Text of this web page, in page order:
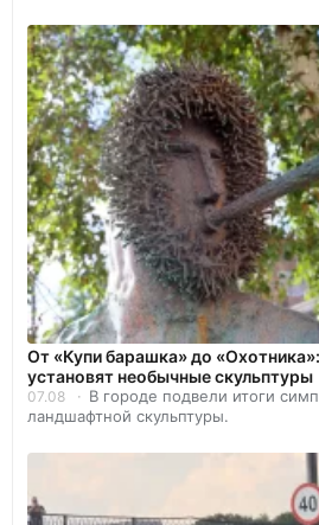
От «Купи барашка» до
установят необычные скульптуры
07.08
В городе подвели итоги
ландшафтной скульптуры.